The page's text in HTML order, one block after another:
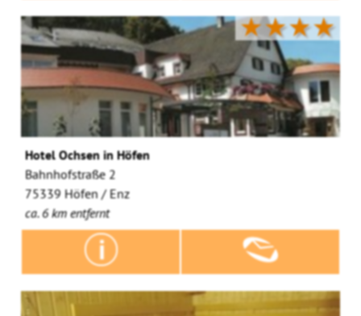
★★★★
Hotel Ochsen in Höfen
Bahnhofstraße 2
75339 Höfen / Enz
ca. 6 km entfernt